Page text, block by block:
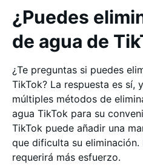
¿Puedes
de agua de
¿Te preguntas si puedes
TikTok? La respuesta es sí,
múltiples métodos de
agua TikTok para su
TikTok puede añadir una
que dificulta su eliminación.
requerirá más esfuerzo.